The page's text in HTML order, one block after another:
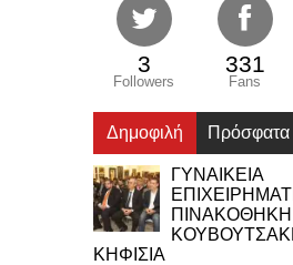
3
Followers
331
Fans
Δημοφιλή Πρόσφατα
ΓΥΝΑΙΚΕΙΑ
ΠΙΝΑΚΟΘΗΚΗ
ΚΗΦΙΣΙΑ